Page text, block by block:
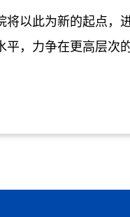
将以此为新的起点，
平，力争在更高层次